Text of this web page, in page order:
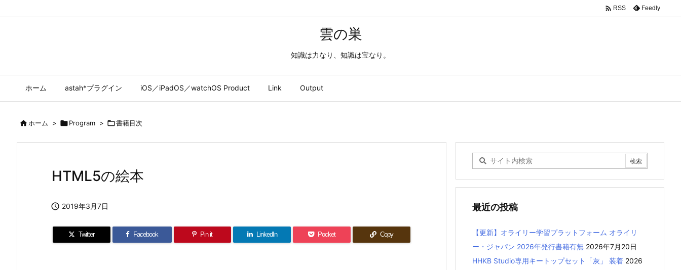
雲の巣
知識は力なり、知識は宝なり。
ホーム astah*プラグイン iOS／iPadOS／watchOS Product Link Output
 RSS Feedly
ホーム > Program > 書籍目次
HTML5の絵本
 2019年3月7日
Twitter Facebook Pin it LinkedIn Pocket Copy
最近の投稿
【更新】オライリー学習プラットフォーム オライリ
ー・ジャパン 2026年発行書籍有無 2026年7月20日
HHKB Studio専用キートップセット「灰」 装着 2026